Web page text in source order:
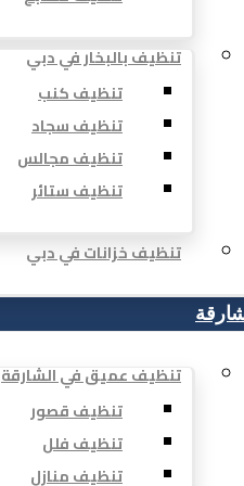
تنظيف بالبخار في دبي
تنظيف كنب
تنظيف سجاد
تنظيف مجالس
تنظيف ستائر
تنظيف خزانات في دبي
تنظيف عميق في الشارقة
تنظيف قصور
تنظيف فلل
تنظيف منازل